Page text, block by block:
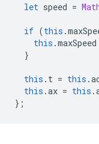
let speed =
if (this .
this .maxSpeed
}
this . t = this .
this .ax = this .
};